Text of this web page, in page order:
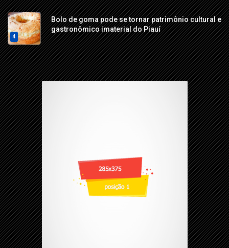
4
Bolo de goma pode se tornar patrimônio cultural e
gastronômico imaterial do Piauí